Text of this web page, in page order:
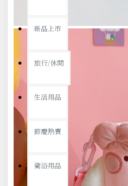
新品上市
旅行/休閒
生活用品
節慶熱賣
衛浴用品